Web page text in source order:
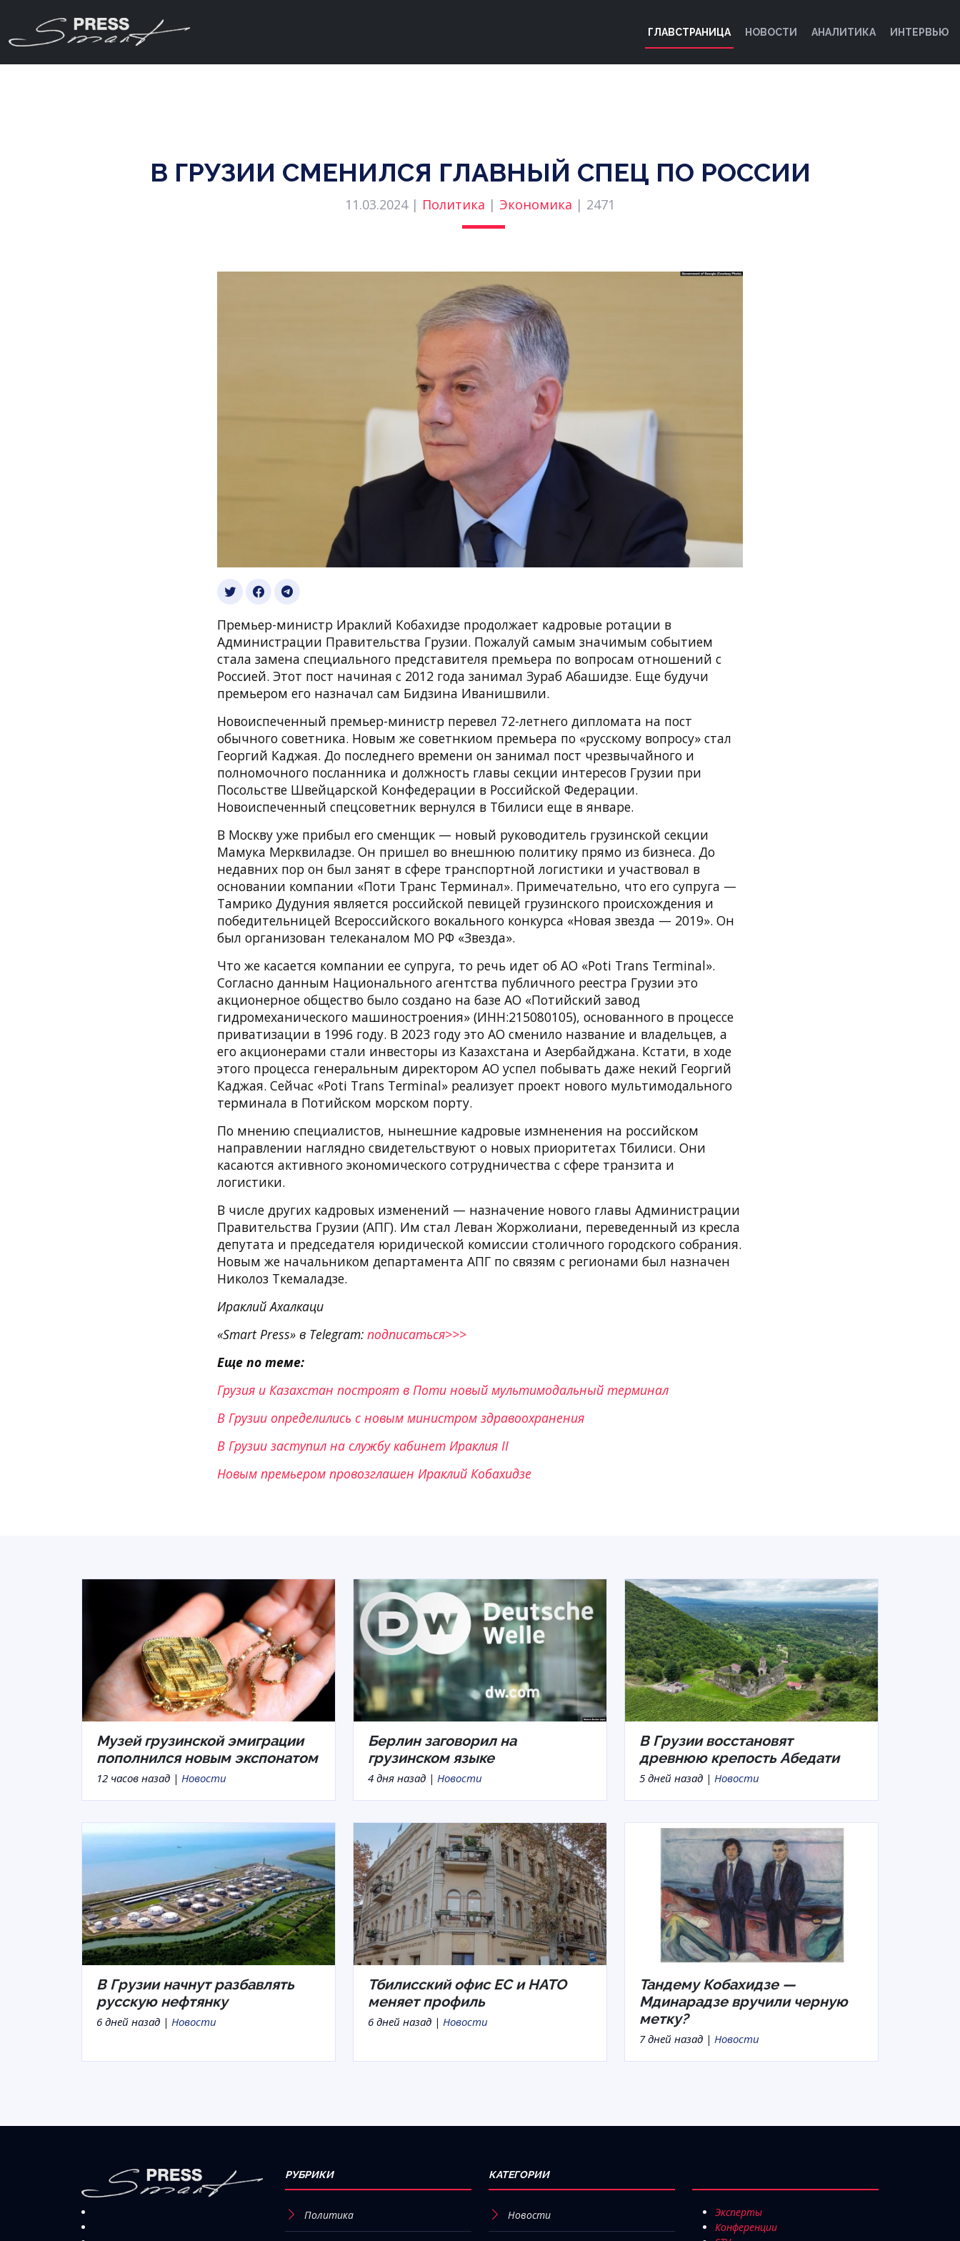
ГЛАВСТРАНИЦА НОВОСТИ АНАЛИТИКА ИНТЕРВЬЮ
В ГРУЗИИ СМЕНИЛСЯ ГЛАВНЫЙ СПЕЦ ПО РОССИИ
11.03.2024 | Политика | Экономика | 2471
Премьер-министр Ираклий Кобахидзе продолжает кадровые ротации в
Администрации Правительства Грузии. Пожалуй самым значимым событием
стала замена специального представителя премьера по вопросам отношений с
Россией. Этот пост начиная с 2012 года занимал Зураб Абашидзе. Еще будучи
премьером его назначал сам Бидзина Иванишвили.
Новоиспеченный премьер-министр перевел 72-летнего дипломата на пост
обычного советника. Новым же советнкиом премьера по «русскому вопросу» стал
Георгий Каджая. До последнего времени он занимал пост чрезвычайного и
полномочного посланника и должность главы секции интересов Грузии при
Посольстве Швейцарской Конфедерации в Российской Федерации.
Новоиспеченный спецсоветник вернулся в Тбилиси еще в январе.
В Москву уже прибыл его сменщик — новый руководитель грузинской секции
Мамука Мерквиладзе. Он пришел во внешнюю политику прямо из бизнеса. До
недавних пор он был занят в сфере транспортной логистики и участвовал в
основании компании «Поти Транс Терминал». Примечательно, что его супруга —
Тамрико Дудуния является российской певицей грузинского происхождения и
победительницей Всероссийского вокального конкурса «Новая звезда — 2019». Он
был организован телеканалом МО РФ «Звезда».
Что же касается компании ее супруга, то речь идет об АО «Poti Trans Terminal».
Согласно данным Национального агентства публичного реестра Грузии это
акционерное общество было создано на базе АО «Потийский завод
гидромеханического машиностроения» (ИНН:215080105), основанного в процессе
приватизации в 1996 году. В 2023 году это АО сменило название и владельцев, а
его акционерами стали инвесторы из Казахстана и Азербайджана. Кстати, в ходе
этого процесса генеральным директором АО успел побывать даже некий Георгий
Каджая. Сейчас «Poti Trans Terminal» реализует проект нового мультимодального
терминала в Потийском морском порту.
По мнению специалистов, нынешние кадровые измненения на российском
направлении наглядно свидетельствуют о новых приоритетах Тбилиси. Они
касаются активного экономического сотрудничества с сфере транзита и
логистики.
В числе других кадровых изменений — назначение нового главы Администрации
Правительства Грузии (АПГ). Им стал Леван Жоржолиани, переведенный из кресла
депутата и председателя юридической комиссии столичного городского собрания.
Новым же начальником департамента АПГ по связям с регионами был назначен
Николоз Ткемаладзе.
Ираклий Ахалкаци
«Smart Press» в Telegram: подписаться>>>
Еще по теме:
Грузия и Казахстан построят в Поти новый мультимодальный терминал
В Грузии определились с новым министром здравоохранения
В Грузии заступил на службу кабинет Ираклия II
Новым премьером провозглашен Ираклий Кобахидзе
Музей грузинской эмиграции
пополнился новым экспонатом
12 часов назад | Новости
Берлин заговорил на
грузинском языке
4 дня назад | Новости
В Грузии восстановят
древнюю крепость Абедати
5 дней назад | Новости
В Грузии начнут разбавлять
русскую нефтянку
6 дней назад | Новости
Тбилисский офис ЕС и НАТО
меняет профиль
6 дней назад | Новости
Тандему Кобахидзе —
Мдинарадзе вручили черную
метку?
7 дней назад | Новости
РУБРИКИ
Политика
КАТЕГОРИИ
Новости
Эксперты
Конференции